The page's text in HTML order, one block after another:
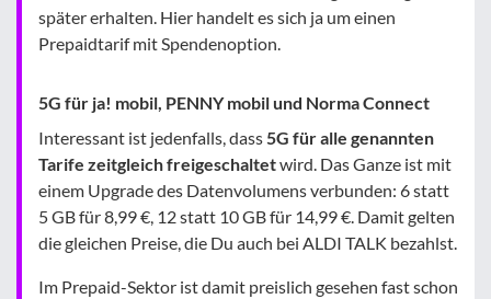
später erhalten. Hier handelt es sich ja um einen
Prepaidtarif mit Spendenoption.
5G für ja! mobil, PENNY mobil und Norma Connect
Interessant ist jedenfalls, dass5G für alle genannten
Tarife zeitgleich freigeschaltetwird. Das Ganze ist mit
einem Upgrade des Datenvolumens verbunden: 6 statt
5 GB für 8,99 €, 12 statt 10 GB für 14,99 €. Damit gelten
die gleichen Preise, die Du auch bei ALDI TALK bezahlst.
Im Prepaid-Sektor ist damit preislich gesehen fast schon